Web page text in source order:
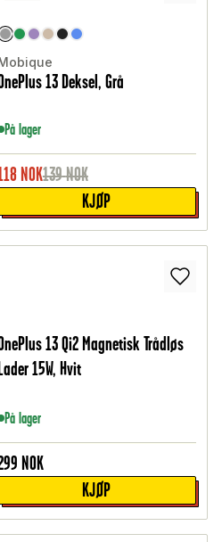
13 Deksel, Grå
På lager
NOK139NOK
KJØP
13 Qi2 Magnetisk Trådløs
Lader 15W, Hvit
På lager
NOK
KJØP